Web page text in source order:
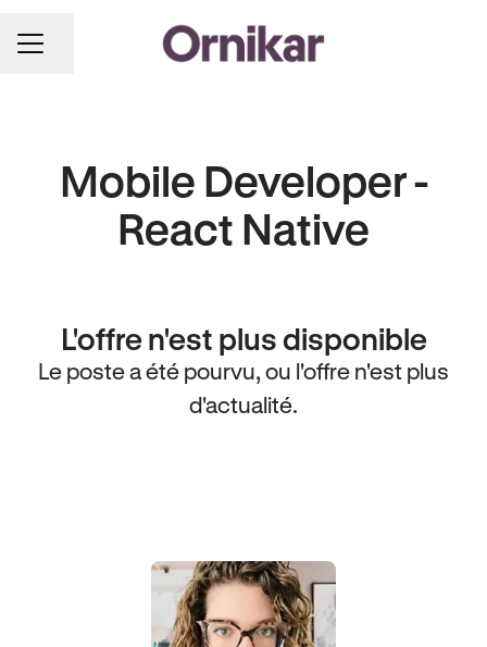
MENU CARRIÈRE
Partager la page
Mobile Developer -
React Native
L'offre n'est plus disponible
Le poste a été pourvu, ou l'offre n'est plus
d'actualité.